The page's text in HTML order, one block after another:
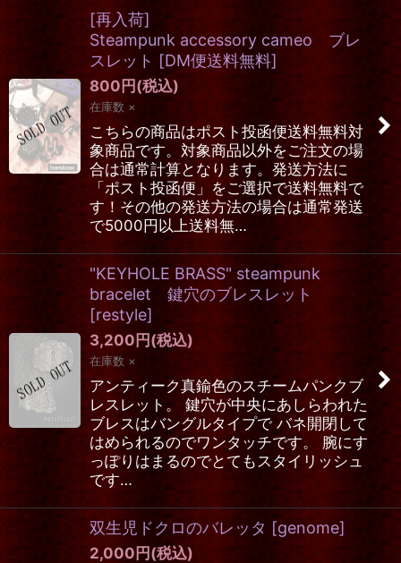
[再入荷]
Steampunk accessory cameo ブレ
スレット [DM便送料無料]
800円(税込)
在庫数 ×
こちらの商品はポスト投函便送料無料対
象商品です。対象商品以外をご注文の場
合は通常計算となります。発送方法に
「ポスト投函便」をご選択で送料無料で
す！その他の発送方法の場合は通常発送
で5000円以上送料無…
"KEYHOLE BRASS" steampunk
bracelet 鍵穴のブレスレット
[restyle]
3,200円(税込)
在庫数 ×
アンティーク真鍮色のスチームパンクブ
レスレット。 鍵穴が中央にあしらわれた
ブレスはバングルタイプで バネ開閉して
はめられるのでワンタッチです。 腕にす
っぽりはまるのでとてもスタイリッシュ
です…
双生児ドクロのバレッタ [genome]
2,000円(税込)